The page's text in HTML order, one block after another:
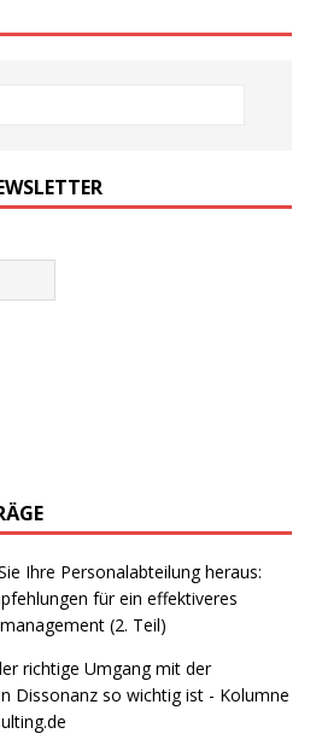
Ihre Personalabteilung heraus:
für ein effektiveres
(2. Teil)
richtige Umgang mit der
Dissonanz so wichtig ist - Kolumne